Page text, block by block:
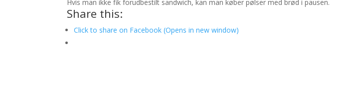
Hvis man ikke fik forudbestilt sandwich, kan man køber pølser med brød i pausen.
Share this:
Click to share on Facebook (Opens in new window)